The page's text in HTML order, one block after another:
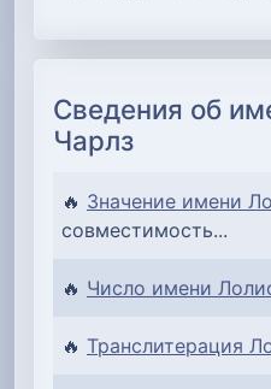
Сведения об
Чарлз
🔥 Значение имени
совместимость...
🔥 Число имени
🔥 Транслитерация